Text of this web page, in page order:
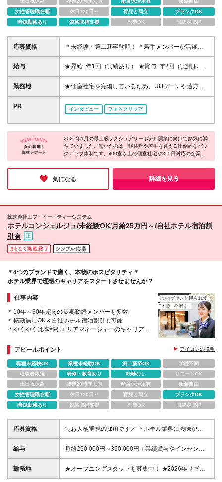
土日祝休み 残業20時間以内 産育休活用有
服装自由
女性管理職在籍
休日120日～ 育児と両立
ブランクOK
時短勤務あり
資格取得支援 副業OK 国認定取得
応募資格
＊未経験・第二新卒歓迎！ ＊若手メンバーが活躍中
◆学歴不問 ◆「淡路島が好き」「接客を極めたい」
という熱意のある方 ※ホテル・観光業界未経験の方も
ホテルの立ち上げに関わってみたい方 ★おもてなし
で人を笑顔にする仕事がしたい方 ★豊かな自然に囲
給与
★昇給: 年1回（実績あり） ★賞与: 年2回（実績あ
り） ※頑張りを正当に評価します! ◆月給25万800
円〜＋諸手当（固定残業代等含む） ※これまでの経験
みます。 超過分は別途支給します。 ※試用期間2ケ
勤務地
★個室社宅を完備しているため、UIJターンや遠方か
らの移住も大歓迎！ ホテルニューアワジグループの
ホテル及び 2027年1月開業の新ホテルにて勤務いただ
きます。 《南あわじ市慶野松原 新ホテル》 兵庫県南
あわじ市松帆古津路970-72 (変更の範囲)上記を除く当
社関連勤務地
PR
インタビュー フォトクリップ
2027年1月の最上級ラグジュアリーホテル開業に向けて熱気に満
ちていました。驚いたのは、移住者や若手を迎える圧倒的なバッ
クアップ体制です。400室以上の個室社宅や365日対応の企業内
保育所を完備し、さらに最長17年の奨学金支援や家族招待制度ま
で用意。未経験からでも安心して接客のプロを目指せる環境があ
り、淡路島から世界へ感動を届けるという強い情熱と温かさを感
じる企業です。
気になる 詳細を見る
株式会社エフ・イー・ティーシステム
ホテルコンシェルジュ/未経験OK/月給25万円～/自社ホテル宿泊割
引有
＊4つのブランドで磨く、本物のホスピタリティ＊
ホテル業界で理想のキャリアをスタートさせませんか？
仕事内容
＊10年～30年超えの長期勤続メンバーも多数
＊転勤無しOK＆自社ホテル宿泊割引も可能
＊ゆくゆくは本部やエリアマネージャーのキャリアも
安心アピールポイント アイコンの説明
職種未経験OK 業種未経験OK 第二新卒OK
学歴不問
経験者限定
研修・教育あり 転勤なし
リモートOK
土日祝休み
残業20時間以内 産育休活用有
服装自由
女性管理職在籍
休日120日～ 育児と両立
ブランクOK
時短勤務あり
資格取得支援 副業OK 国認定取得
応募資格
＼お人柄重視の採用です／ ＊ホテル業界に興味があ
る・好きな方大歓迎です＊ ■高卒以上 ■社会人経験3
年以上 【こんな方も歓迎】 ・人と接することが好き
腰を据えて長く働きたい方 ・自分のキャリアをしっ
かり築いていきたい方
給与
月給250,000円～350,000円＋業績賞与やインセンテ
ィブ、各種手当 ★前職の給与を考慮します ★インセ
ンティブ制度あり ★職務手当、役職手当、交通費支
勤務地
★オープニングスタッフも募集中！ ★2026年リブラ
ンドオープン予定 【積極採用中の店舗】 ◎久留米エ